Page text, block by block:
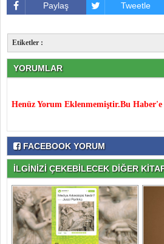
Paylaş Tweetle
Etiketler :
YORUMLAR
Henüz Yorum Eklenmemiştir.Bu
FACEBOOK YORUM
İLGİNİZİ ÇEKEBİLECEK DİĞER